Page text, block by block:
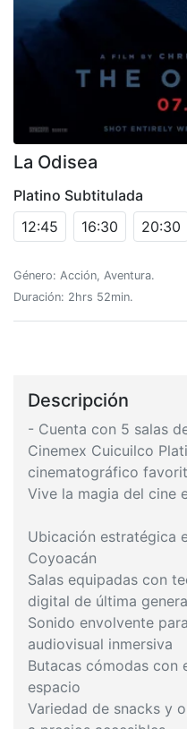
La Odisea
Platino Subtitulada
12:45
16:30 20:30
Género: Acción, Aventura.
Duración: 2hrs 52min.
Descripción
- Cuenta con 5 salas
Cinemex Cuicuilco
cinematográfico
Vive la magia del cine
Ubicación estratégica
Coyoacán
Salas equipadas con
digital de última
Sonido envolvente
audiovisual inmersiva
Butacas cómodas con
espacio
Variedad de snacks y